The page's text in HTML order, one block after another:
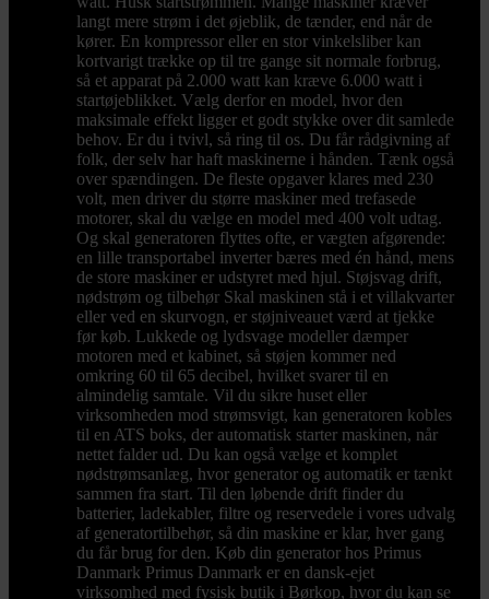
langt mere strøm i det øjeblik, de tænder, end når de
kører. En kompressor eller en stor vinkelsliber kan
kortvarigt trække op til tre gange sit normale forbrug,
så et apparat på 2.000 watt kan kræve 6.000 watt i
startøjeblikket. Vælg derfor en model, hvor den
maksimale effekt ligger et godt stykke over dit samlede
behov. Er du i tvivl, så ring til os. Du får rådgivning af
folk, der selv har haft maskinerne i hånden. Tænk også
over spændingen. De fleste opgaver klares med 230
volt, men driver du større maskiner med trefasede
motorer, skal du vælge en model med 400 volt udtag.
Og skal generatoren flyttes ofte, er vægten afgørende:
en lille transportabel inverter bæres med én hånd, mens
de store maskiner er udstyret med hjul. Støjsvag drift,
nødstrøm og tilbehør Skal maskinen stå i et villakvarter
eller ved en skurvogn, er støjniveauet værd at tjekke
før køb. Lukkede og lydsvage modeller dæmper
motoren med et kabinet, så støjen kommer ned
omkring 60 til 65 decibel, hvilket svarer til en
almindelig samtale. Vil du sikre huset eller
virksomheden mod strømsvigt, kan generatoren kobles
til en ATS boks, der automatisk starter maskinen, når
nettet falder ud. Du kan også vælge et komplet
nødstrømsanlæg, hvor generator og automatik er tænkt
sammen fra start. Til den løbende drift finder du
batterier, ladekabler, filtre og reservedele i vores udvalg
af generatortilbehør, så din maskine er klar, hver gang
du får brug for den. Køb din generator hos Primus
Danmark Primus Danmark er en dansk-ejet
virksomhed med fysisk butik i Børkop, hvor du kan se